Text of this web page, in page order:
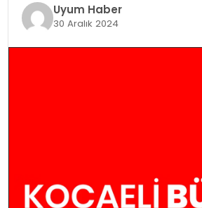
Uyum Haber
30 Aralık 2024